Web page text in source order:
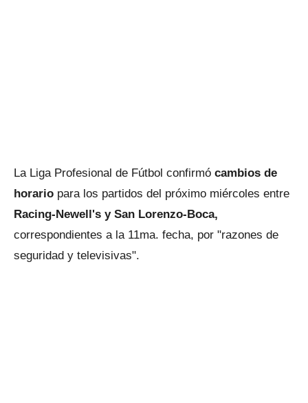
La Liga Profesional de Fútbol confirmó cambios de
horario para los partidos del próximo miércoles entre
Racing-Newell's y San Lorenzo-Boca,
correspondientes a la 11ma. fecha, por "razones de
seguridad y televisivas".